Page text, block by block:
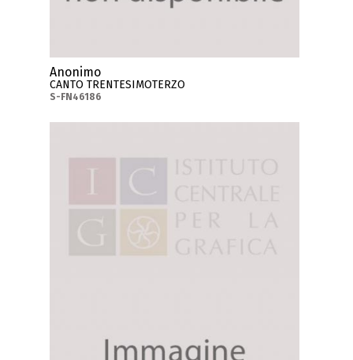
Anonimo
CANTO TRENTESIMOTERZO
S-FN46186